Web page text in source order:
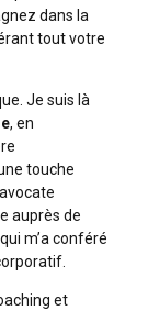
dans la
tout votre
Je suis là
, en
touche
auprès de
m’a conféré
et